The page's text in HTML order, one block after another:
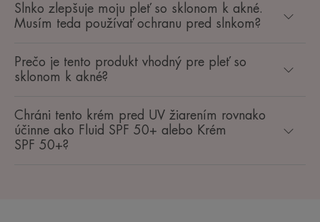
Slnko zlepšuje moju pleť so sklonom k akné.
Musím teda používať ochranu pred slnkom?
Prečo je tento produkt vhodný pre pleť so
sklonom k akné?
Chráni tento krém pred UV žiarením rovnako
účinne ako Fluid SPF 50+ alebo Krém
SPF 50+?